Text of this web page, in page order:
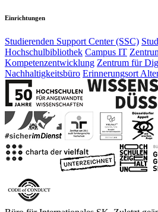
Einrichtungen
Studierenden Support Center (SSC)
Hochschulbibliothek Campus IT
Kompetenzentwicklung Zentrum für
Nachhaltigkeitsbüro Erinnerungsort